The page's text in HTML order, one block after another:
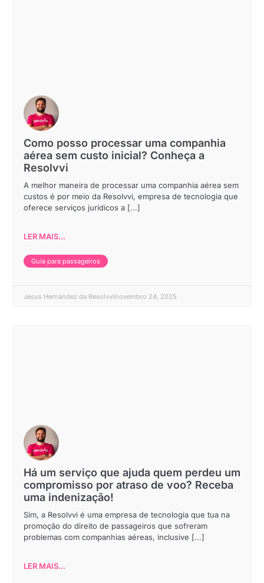
Como posso processar uma companhia
aérea sem custo inicial? Conheça a
Resolvvi
A melhor maneira de processar uma companhia aérea sem
custos é por meio da Resolvvi, empresa de tecnologia que
oferece serviços jurídicos a [...]
LER MAIS...
Guia para passageiros
Jesus Hernández da Resolvvi novembro 24, 2025
Há um serviço que ajuda quem perdeu um
compromisso por atraso de voo? Receba
uma indenização!
Sim, a Resolvvi é uma empresa de tecnologia que tua na
promoção do direito de passageiros que sofreram
problemas com companhias aéreas, inclusive [...]
LER MAIS...